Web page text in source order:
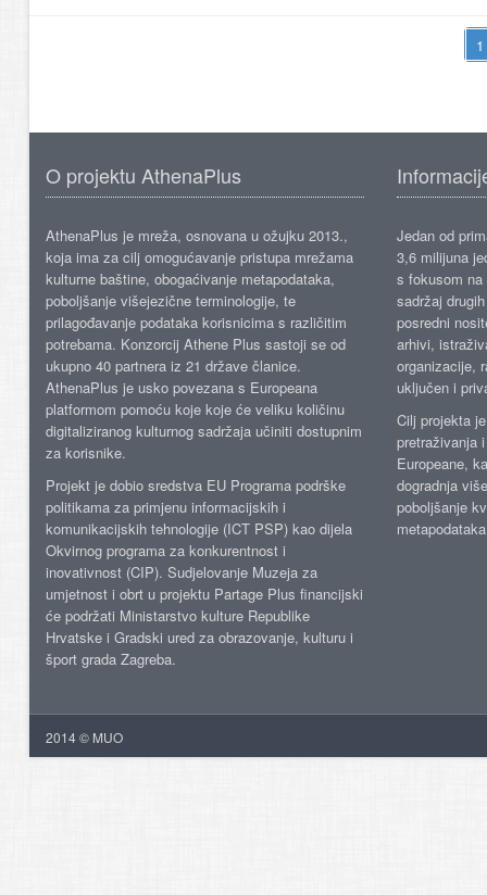
O projektu AthenaPlus
AthenaPlus je mreža, osnovana u ožujku 2013.,
koja ima za cilj omogućavanje pristupa mrežama
kulturne baštine, obogaćivanje metapodataka,
poboljšanje višejezične terminologije, te
prilagođavanje podataka korisnicima s različitim
potrebama. Konzorcij Athene Plus sastoji se od
ukupno 40 partnera iz 21 države članice.
AthenaPlus je usko povezana s Europeana
platformom pomoću koje koje će veliku količinu
digitaliziranog kulturnog sadržaja učiniti dostupnim
za korisnike.
Projekt je dobio sredstva EU Programa podrške
politikama za primjenu informacijskih i
komunikacijskih tehnologije (ICT PSP) kao dijela
Okvirnog programa za konkurentnost i
inovativnost (CIP). Sudjelovanje Muzeja za
umjetnost i obrt u projektu Partage Plus financijski
će podržati Ministarstvo kulture Republike
Hrvatske i Gradski ured za obrazovanje, kulturu i
šport grada Zagreba.
Jedan od
3,6 milijuna
s fokusom
sadržaj
posredni
arhivi,
organizacije,
uključen i
Cilj projekta
pretraživanja
Europeane,
dogradnja
poboljšanje
2014 © MUO